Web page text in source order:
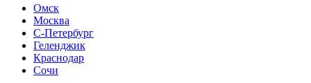
Омск
Москва
С-Петербург
Геленджик
Краснодар
Сочи